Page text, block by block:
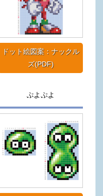
ドット絵図案：ナックル
ズ(PDF)
ぷよぷよ